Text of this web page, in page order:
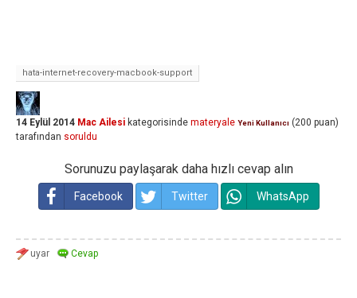
hata-internet-recovery-macbook-support
14 Eylül 2014 Mac Ailesi kategorisinde materyale Yeni Kullanıcı (200 puan)
tarafından soruldu
Sorunuzu paylaşarak daha hızlı cevap alın
Facebook Twitter WhatsApp